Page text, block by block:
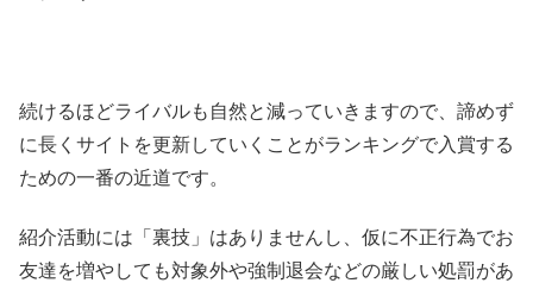
続けるほどライバルも自然と減っていきますので、諦めず
に長くサイトを更新していくことがランキングで入賞する
ための一番の近道です。
紹介活動には「裏技」はありませんし、仮に不正行為でお
友達を増やしても対象外や強制退会などの厳しい処罰があ